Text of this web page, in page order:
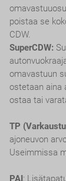
poistaa se
CDW.
SuperCDW:
omavastuun
ostetaan aina
ostaa tai
TP
ajoneuvon
Useimmissa
PAI: